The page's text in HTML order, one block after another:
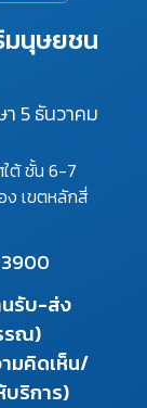
นุษยชน
5 ธันวาคม
ต้ ชั้น 6-7
ง เขตหลักสี่
นรับ-ส่ง
รณ)
มคิดเห็น/
บริการ)